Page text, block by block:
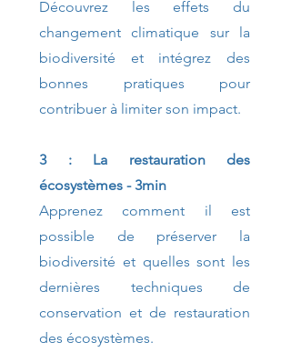
Découvrez les effets du
changement climatique sur la
biodiversité et intégrez des
bonnes pratiques pour
contribuer à limiter son impact.
3 : La restauration des
écosystèmes - 3min
Apprenez comment il est
possible de préserver la
biodiversité et quelles sont les
dernières techniques de
conservation et de restauration
des écosystèmes.